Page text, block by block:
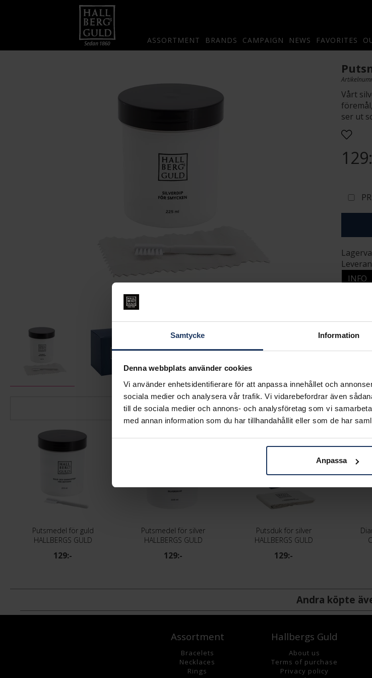
Samtycke Information
Denna webbplats använder cookies
Vi använder enhetsidentifierare för att anpassa innehållet och
sociala medier och analysera vår trafik. Vi vidarebefordrar även
till de sociala medier och annons- och analysföretag som vi
med annan information som du har tillhandahållit eller som de har
Anpassa
ASSORTMENT BRANDS CAMPAIGN NEWS FAVORITES
Vårt
ser ut
INFO
Matchande produkter och
Putsmedel för guld
HALLBERGS GULD
129:-
Putsmedel för silver
HALLBERGS GULD
129:-
Putsduk för silver
HALLBERGS GULD
129:-
Andra köpte
Assortment
Bracelets
Necklaces
Rings
Hallbergs Guld
About us
Terms of purchase
Privacy policy